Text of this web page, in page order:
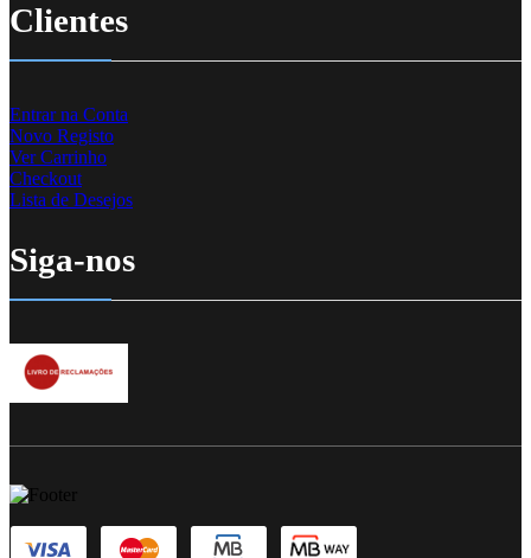
Clientes
Entrar na Conta
Novo Registo
Ver Carrinho
Checkout
Lista de Desejos
Siga-nos